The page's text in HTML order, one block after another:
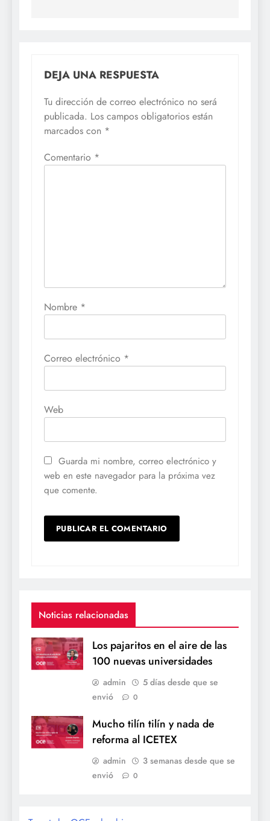
DEJA UNA RESPUESTA
Tu dirección de correo electrónico no será
publicada. Los campos obligatorios están
marcados con *
Comentario *
Nombre *
Correo electrónico *
Web
Guarda mi nombre, correo electrónico y
web en este navegador para la próxima vez
que comente.
Noticias relacionadas
Los pajaritos en el aire de las
100 nuevas universidades
admin
5 días desde que se
envió
0
Mucho tilín tilín y nada de
reforma al ICETEX
admin
3 semanas desde que se
envió
0